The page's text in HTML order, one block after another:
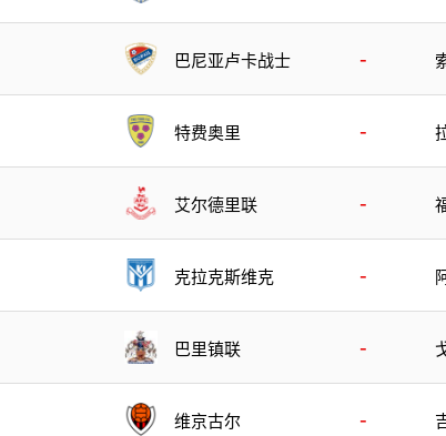
巴尼亚卢卡战士 -
特费奥里 -
艾尔德里联 -
克拉克斯维克 -
巴里镇联 -
维京古尔 -